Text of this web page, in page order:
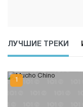
ЛУЧШИЕ ТРЕКИ